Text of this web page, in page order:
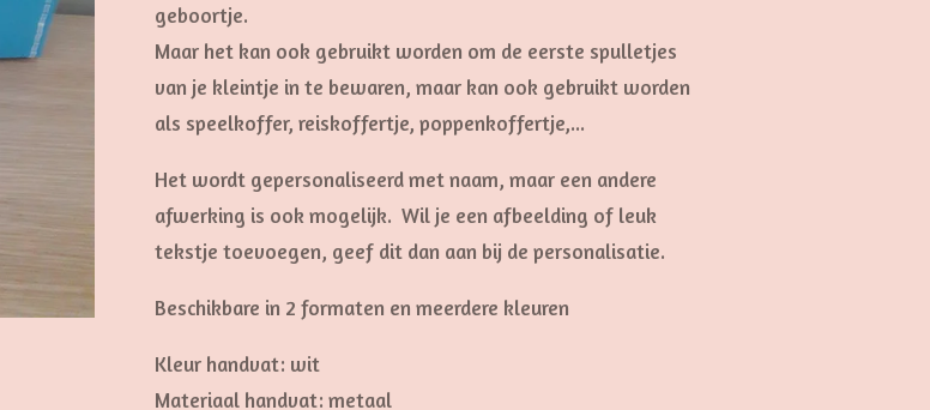
geboortje.
Maar het kan ook gebruikt worden om de eerste spulletjes
van je kleintje in te bewaren, maar kan ook gebruikt worden
als speelkoffer, reiskoffertje, poppenkoffertje,...
Het wordt gepersonaliseerd met naam, maar een andere
afwerking is ook mogelijk. Wil je een afbeelding of leuk
tekstje toevoegen, geef dit dan aan bij de personalisatie.
Beschikbare in 2 formaten en meerdere kleuren
Kleur handvat: wit
Materiaal handvat: metaal